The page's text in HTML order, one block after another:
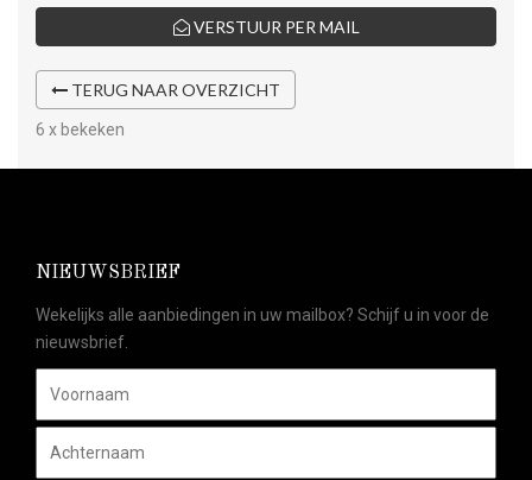
VERSTUUR PER MAIL
TERUG NAAR OVERZICHT
6 x bekeken
NIEUWSBRIEF
Wekelijks alle aanbiedingen in uw mailbox? Schijf u in voor de
nieuwsbrief.